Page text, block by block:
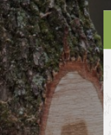
Abattage d'arbres